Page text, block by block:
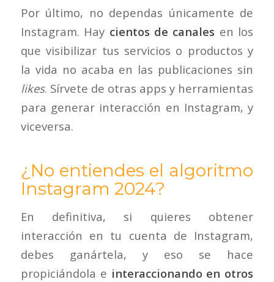
Por último, no dependas únicamente de
Instagram. Hay cientos de canales en los
que visibilizar tus servicios o productos y
la vida no acaba en las publicaciones sin
likes. Sírvete de otras apps y herramientas
para generar interacción en Instagram, y
viceversa.
¿No entiendes el algoritmo
Instagram 2024?
En definitiva, si quieres obtener
interacción en tu cuenta de Instagram,
debes ganártela, y eso se hace
propiciándola e interaccionando en otros